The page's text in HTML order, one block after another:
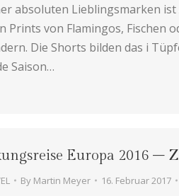
absoluten Lieblingsmarken
Prints von Flamingos, Fischen
Die Shorts bilden das i
Saison…
Europa 2016 –
By Martin Meyer 16. Februar 2017